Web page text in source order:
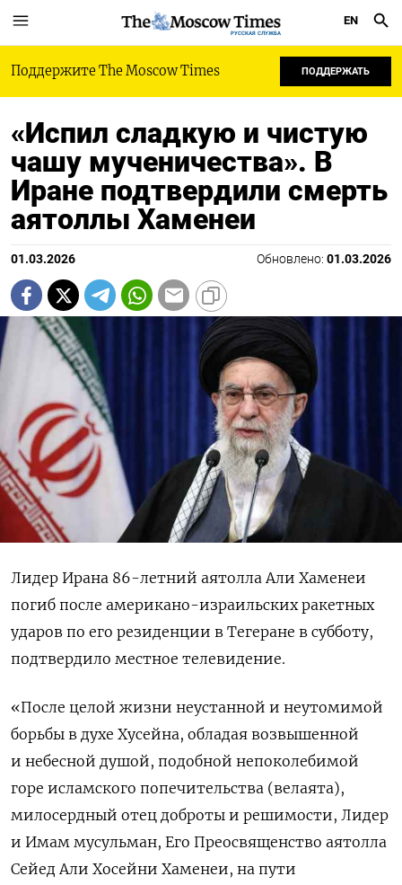
РУССКАЯ СЛУЖБА
EN
Поддержите The Moscow Times ПОДДЕРЖАТЬ
«Испил сладкую и чистую
чашу мученичества». В
Иране подтвердили смерть
аятоллы Хаменеи
01.03.2026 Обновлено: 01.03.2026
Лидер Ирана 86-летний аятолла Али Хаменеи
погиб после американо-израильских ракетных
ударов по его резиденции в Тегеране в субботу,
подтвердило местное телевидение.
«После целой жизни неустанной и неутомимой
борьбы в духе Хусейна, обладая возвышенной
и небесной душой, подобной непоколебимой
горе исламского попечительства (велаята),
милосердный отец доброты и решимости, Лидер
и Имам мусульман, Его Преосвященство аятолла
Сейед Али Хосейни Хаменеи, на пути